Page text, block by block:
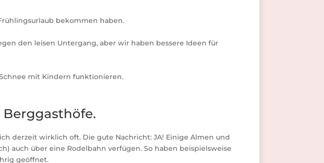
bekommen haben.
den leisen Untergang, aber wir haben bessere Ideen für
mit Kindern funktionieren.
derzeit wirklich oft. Die gute Nachricht: JA! Einige Almen und
auch über eine Rodelbahn verfügen. So haben beispielsweise
geöffnet.